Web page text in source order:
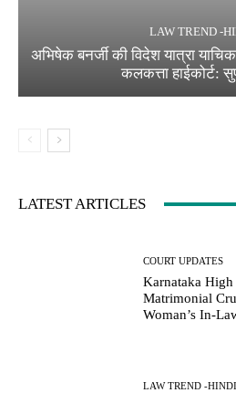
LAW TREND -
अभिषेक बनर्जी की विदेश यात्रा
कलकत्ता हाईकोर्ट:
LATEST ARTICLES
COURT UPDATES
Karnataka High
Matrimonial
Woman’s In-
LAW TREND -HINDI